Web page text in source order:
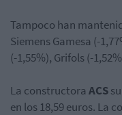
Tampoco han
Siemens Gamesa (-
(-1,55%), Grifols (-
La constructora ACS
en los 18,59 euros. La